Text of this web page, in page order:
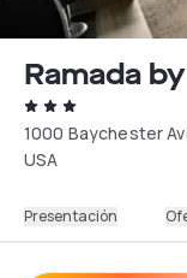
Ramada
1000 Baychester
USA
Presentación